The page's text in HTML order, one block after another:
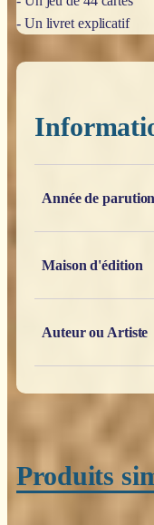
- Un livret explicatif
Année de parution
Maison d'édition
Auteur ou Artiste
Produits